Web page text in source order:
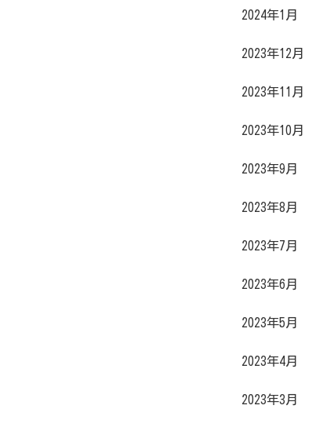
2024年1月
2023年12月
2023年11月
2023年10月
2023年9月
2023年8月
2023年7月
2023年6月
2023年5月
2023年4月
2023年3月